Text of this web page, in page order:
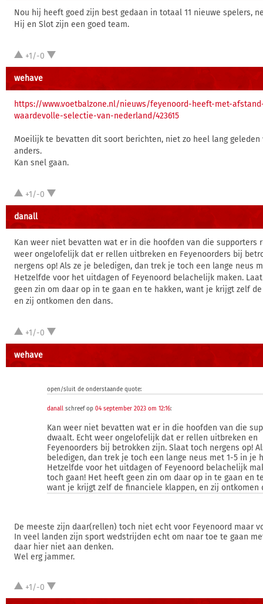
Nou hij heeft goed zijn best gedaan in totaal 11 nieuwe spelers,
Hij en Slot zijn een goed team.
+1/-0
wehave
https://www.voetbalzone.nl/nieuws/feyenoord-heeft-met-
waardevolle-selectie-van-nederland/423615
Moeilijk te bevatten dit soort berichten, niet zo heel lang geleden
anders.
Kan snel gaan.
+1/-0
danall
Kan weer niet bevatten wat er in die hoofden van die supporters
weer ongelofelijk dat er rellen uitbreken en Feyenoorders bij
nergens op! Als ze je beledigen, dan trek je toch een lange neus
Hetzelfde voor het uitdagen of Feyenoord belachelijk maken.
geen zin om daar op in te gaan en te hakken, want je krijgt zelf
en zij ontkomen den dans.
+1/-0
wehave
open/sluit de onderstaande quote:
danall schreef op 04 september 2023 om 12:16:
Kan weer niet bevatten wat er in die hoofden van die
dwaalt. Echt weer ongelofelijk dat er rellen uitbreken en
Feyenoorders bij betrokken zijn. Slaat toch nergens op!
beledigen, dan trek je toch een lange neus met 1-5 in je
Hetzelfde voor het uitdagen of Feyenoord belachelijk
toch gaan! Het heeft geen zin om daar op in te gaan en
want je krijgt zelf de financiele klappen, en zij ontkomen
De meeste zijn daar(rellen) toch niet echt voor Feyenoord maar
In veel landen zijn sport wedstrijden echt om naar toe te gaan
daar hier niet aan denken.
Wel erg jammer.
+1/-0